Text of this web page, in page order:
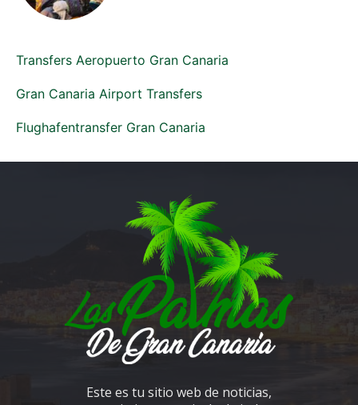
Transfers Aeropuerto Gran Canaria
Gran Canaria Airport Transfers
Flughafentransfer Gran Canaria
Este es tu sitio web de noticias,